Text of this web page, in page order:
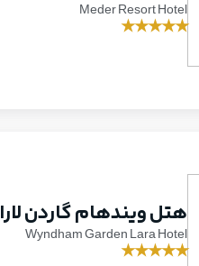
Meder Resort Hotel
★
★
★
★
★
هتل ویندهام گاردن لارا
Wyndham Garden Lara Hotel
★
★
★
★
★